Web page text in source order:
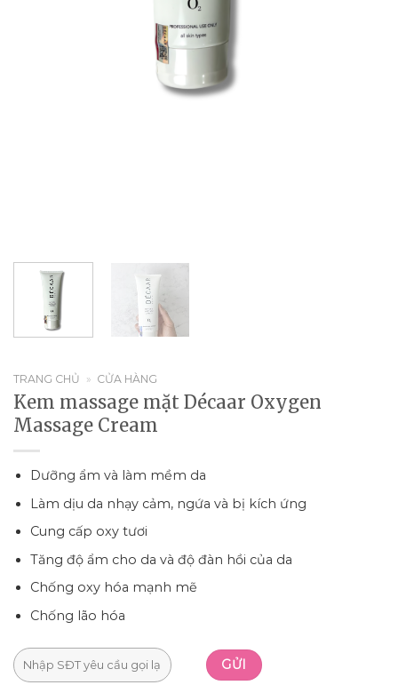
TRANG CHỦ » CỬA HÀNG
Kem massage mặt Décaar Oxygen
Massage Cream
Dưỡng ẩm và làm mềm da
Làm dịu da nhạy cảm, ngứa và bị kích ứng
Cung cấp oxy tươi
Tăng độ ẩm cho da và độ đàn hồi của da
Chống oxy hóa mạnh mẽ
Chống lão hóa